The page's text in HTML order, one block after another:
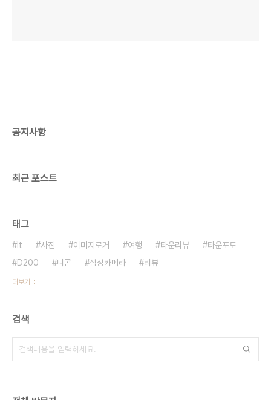
공지사항
최근 포스트
태그
It 사진 이미지로거 여행 타운리뷰
타운포토
D200
니콘 삼성카메라 리뷰
더보기
검색